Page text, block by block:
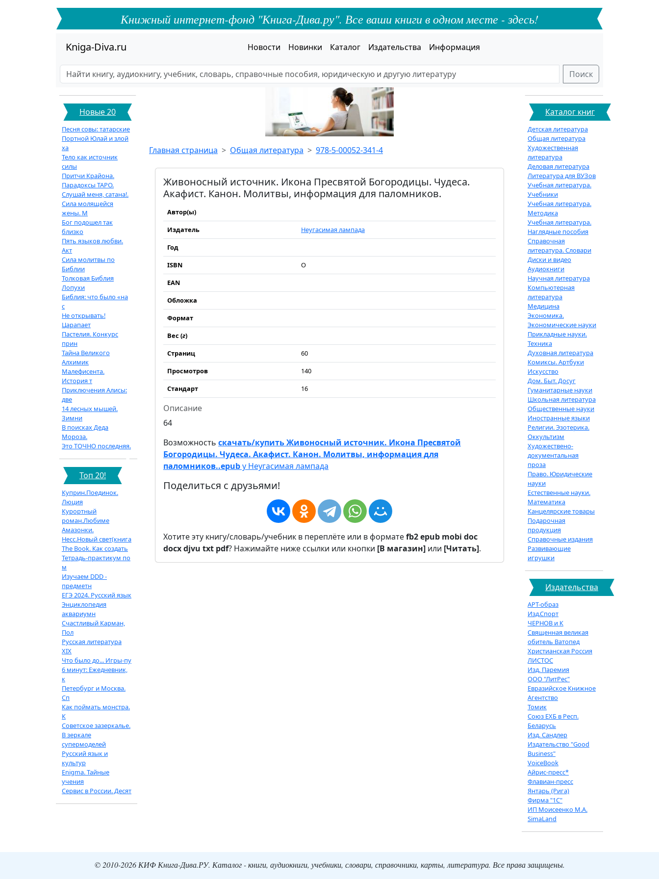
Книжный интернет-фонд "Книга-Дива.ру". Все ваши книги в одном месте - здесь!
Kniga-Diva.ru Новости Новинки Каталог Издательства Информация
Поиск
Новые 20
Песня совы: татарские
Портной Юлай и злой
ха
Тело как источник
силы
Притчи Крайона.
Парадоксы ТАРО.
Слушай меня, сатана!.
Сила молящейся
жены. М
Бог подошел так
близко
Пять языков любви.
Акт
Сила молитвы по
Библии
Толковая Библия
Лопухи
Библия: что было «на
с
Не открывать!
Царапает
Пастелия. Конкурс
прин
Тайна Великого
Алхимик
Малефисента.
История т
Приключения Алисы:
две
14 лесных мышей.
Зимни
В поисках Деда
Мороза.
Это ТОЧНО последняя.
Топ 20!
Куприн.Поединок.
Люция
Курортный
роман.Любиме
Амазонки.
Несс.Новый свет(книга
The Book. Как создать
Тетрадь-практикум по
м
Изучаем DDD -
предметн
ЕГЭ 2024. Русский язык
Энциклопедия
аквариумн
Счастливый Карман,
Пол
Русская литература
XIX
Что было до... Игры-пу
6 минут: Ежедневник,
к
Петербург и Москва.
Сп
Как поймать монстра.
К
Советское зазеркалье.
В зеркале
супермоделей
Русский язык и
культур
Enigma. Тайные
учения
Сервис в России. Десят
Главная страница Общая литература 978-5-00052-341-4
Живоносный источник. Икона Пресвятой Богородицы. Чудеса.
Акафист. Канон. Молитвы, информация для паломников.
Автор(ы)
Издатель
Неугасимая лампада
Год
ISBN
О
EAN
Обложка
Формат
Вес (г)
Страниц
60
Просмотров
140
Стандарт
16
Описание
64
Возможность скачать/купить Живоносный источник. Икона Пресвятой
Богородицы. Чудеса. Акафист. Канон. Молитвы, информация для
паломников..epubу Неугасимая лампада
Поделиться с друзьями!
Хотите эту книгу/словарь/учебник в переплёте или в форматеfb2epub mobi doc
docxdjvu txt pdf? Нажимайте ниже ссылки или кнопки [В магазин] или [Читать].
Каталог книг
Детская литература
Общая литература
Художественная
литература
Деловая литература
Литература для ВУЗов
Учебная литература.
Учебники
Учебная литература.
Методика
Учебная литература.
Наглядные пособия
Справочная
литература. Словари
Диски и видео
Аудиокниги
Научная литература
Компьютерная
литература
Медицина
Экономика.
Экономические науки
Прикладные науки.
Техника
Духовная литература
Комиксы. Артбуки
Искусство
Дом. Быт. Досуг
Гуманитарные науки
Школьная литература
Общественные науки
Иностранные языки
Религии. Эзотерика.
Оккультизм
Художествено-
документальная
проза
Право. Юридические
науки
Естественные науки.
Математика
Канцелярские товары
Подарочная
продукция
Справочные издания
Развивающие
игрушки
Издательства
АРТ-образ
Изд.Спорт
ЧЕРНОВ и К
Священная великая
обитель Ватопед
Христианская Россия
ЛИСТОС
Изд. Паремия
ООО "ЛитРес"
Евразийское Книжное
Агентство
Томик
Союз ЕХБ в Респ.
Беларусь
Изд. Сандлер
Издательство "Good
Business"
VoiceBook
Айрис-пресс*
Флавиан-пресс
Янтарь (Рига)
Фирма "1С"
ИП Моисеенко М.А.
SimaLand
© 2010-2026 КИФ Книга-Дива.РУ. Каталог - книги, аудиокниги, учебники, словари, справочники, карты, литература. Все права защищены.